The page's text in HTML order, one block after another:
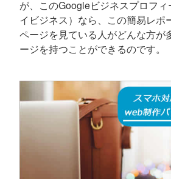
が、このGoogleビジネスプロフ
イビジネス）なら、この簡易レポ
ページを見ている人がどんな方が
ージを持つことができるのです。